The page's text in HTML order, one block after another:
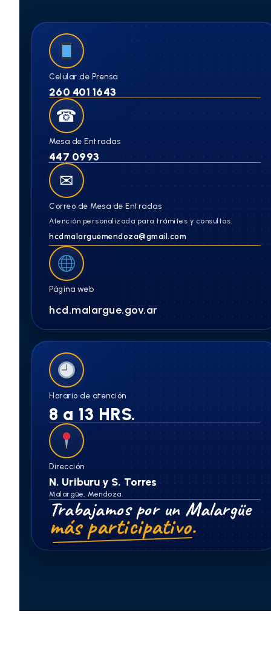
Celular de Prensa
260 401 1643
☎
Mesa de Entradas
447 0993
✉
Correo de Mesa de Entradas
Atención personalizada para trámites y consultas.
hcdmalarguemendoza@gmail.com
Página web
hcd.malargue.gov.ar
Horario de atención
8 a 13 HRS.
Dirección
N. Uriburu y S. Torres
Malargüe, Mendoza.
Trabajamos por un Malargüe
más participativo.